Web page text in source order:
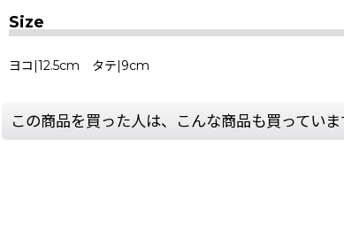
Size
ヨコ|12.5cm タテ|9cm
この商品を買った人は、こんな商品も買っていま